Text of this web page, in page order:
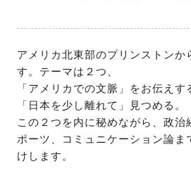
アメリカ北東部のプリンストンか
す。テーマは２つ、
「アメリカでの文脈」をお伝えす
「日本を少し離れて」見つめる。
この２つを内に秘めながら、政治
ポーツ、コミュニケーション論ま
けします。